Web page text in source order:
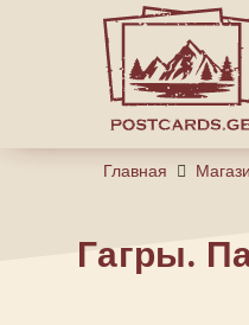
Главная
Гагры.